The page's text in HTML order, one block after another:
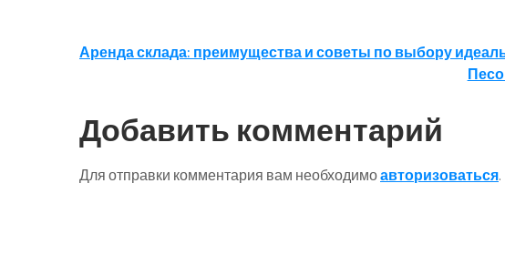
Навигация
записям
Аренда склада: преимущества и советы по выбору
Добавить комментарий
Для отправки комментария вам необходимоавторизоваться.